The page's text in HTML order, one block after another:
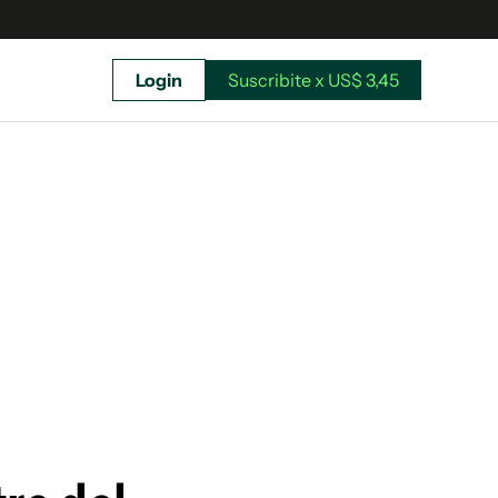
Suscribite x US$ 3,45
Login Suscribite x US$ 3,45